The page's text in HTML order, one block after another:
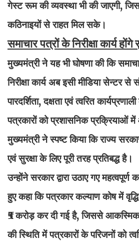
गेस्ट रूम की व्यवस्था भी की जाएगी,
कठिनाइयों से राहत मिल सके।
समाचार पत्रों के निरीक्षा कार्य
मुख्यमंत्री ने यह भी घोषणा की कि
निरीक्षा कार्य अब इसी मीडिया सेन्टर
पारदर्शिता, दक्षता एवं त्वरित
पत्रकारों को प्रशासनिक प्रक्रियाओं में
मुख्यमंत्री ने स्पष्ट किया कि राज्य
एवं सुरक्षा के लिए पूरी तरह प्रतिबद्ध है।
उन्होंने सरकार द्वारा उठाए गए
हुए कहा कि पत्रकार कल्याण कोष में
₹5 करोड़ कर दी गई है, जिससे आकस्मिक
की स्थिति में पत्रकारों के परिजनों को